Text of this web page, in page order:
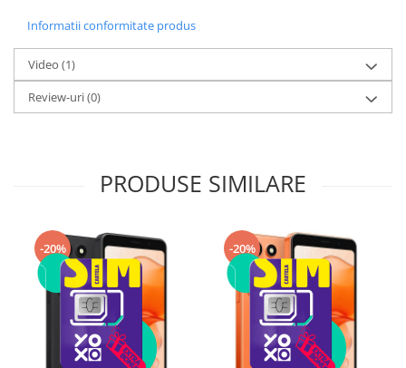
Informatii conformitate produs
Video (1)
Review-uri(0)
PRODUSE SIMILARE
-20% -20%